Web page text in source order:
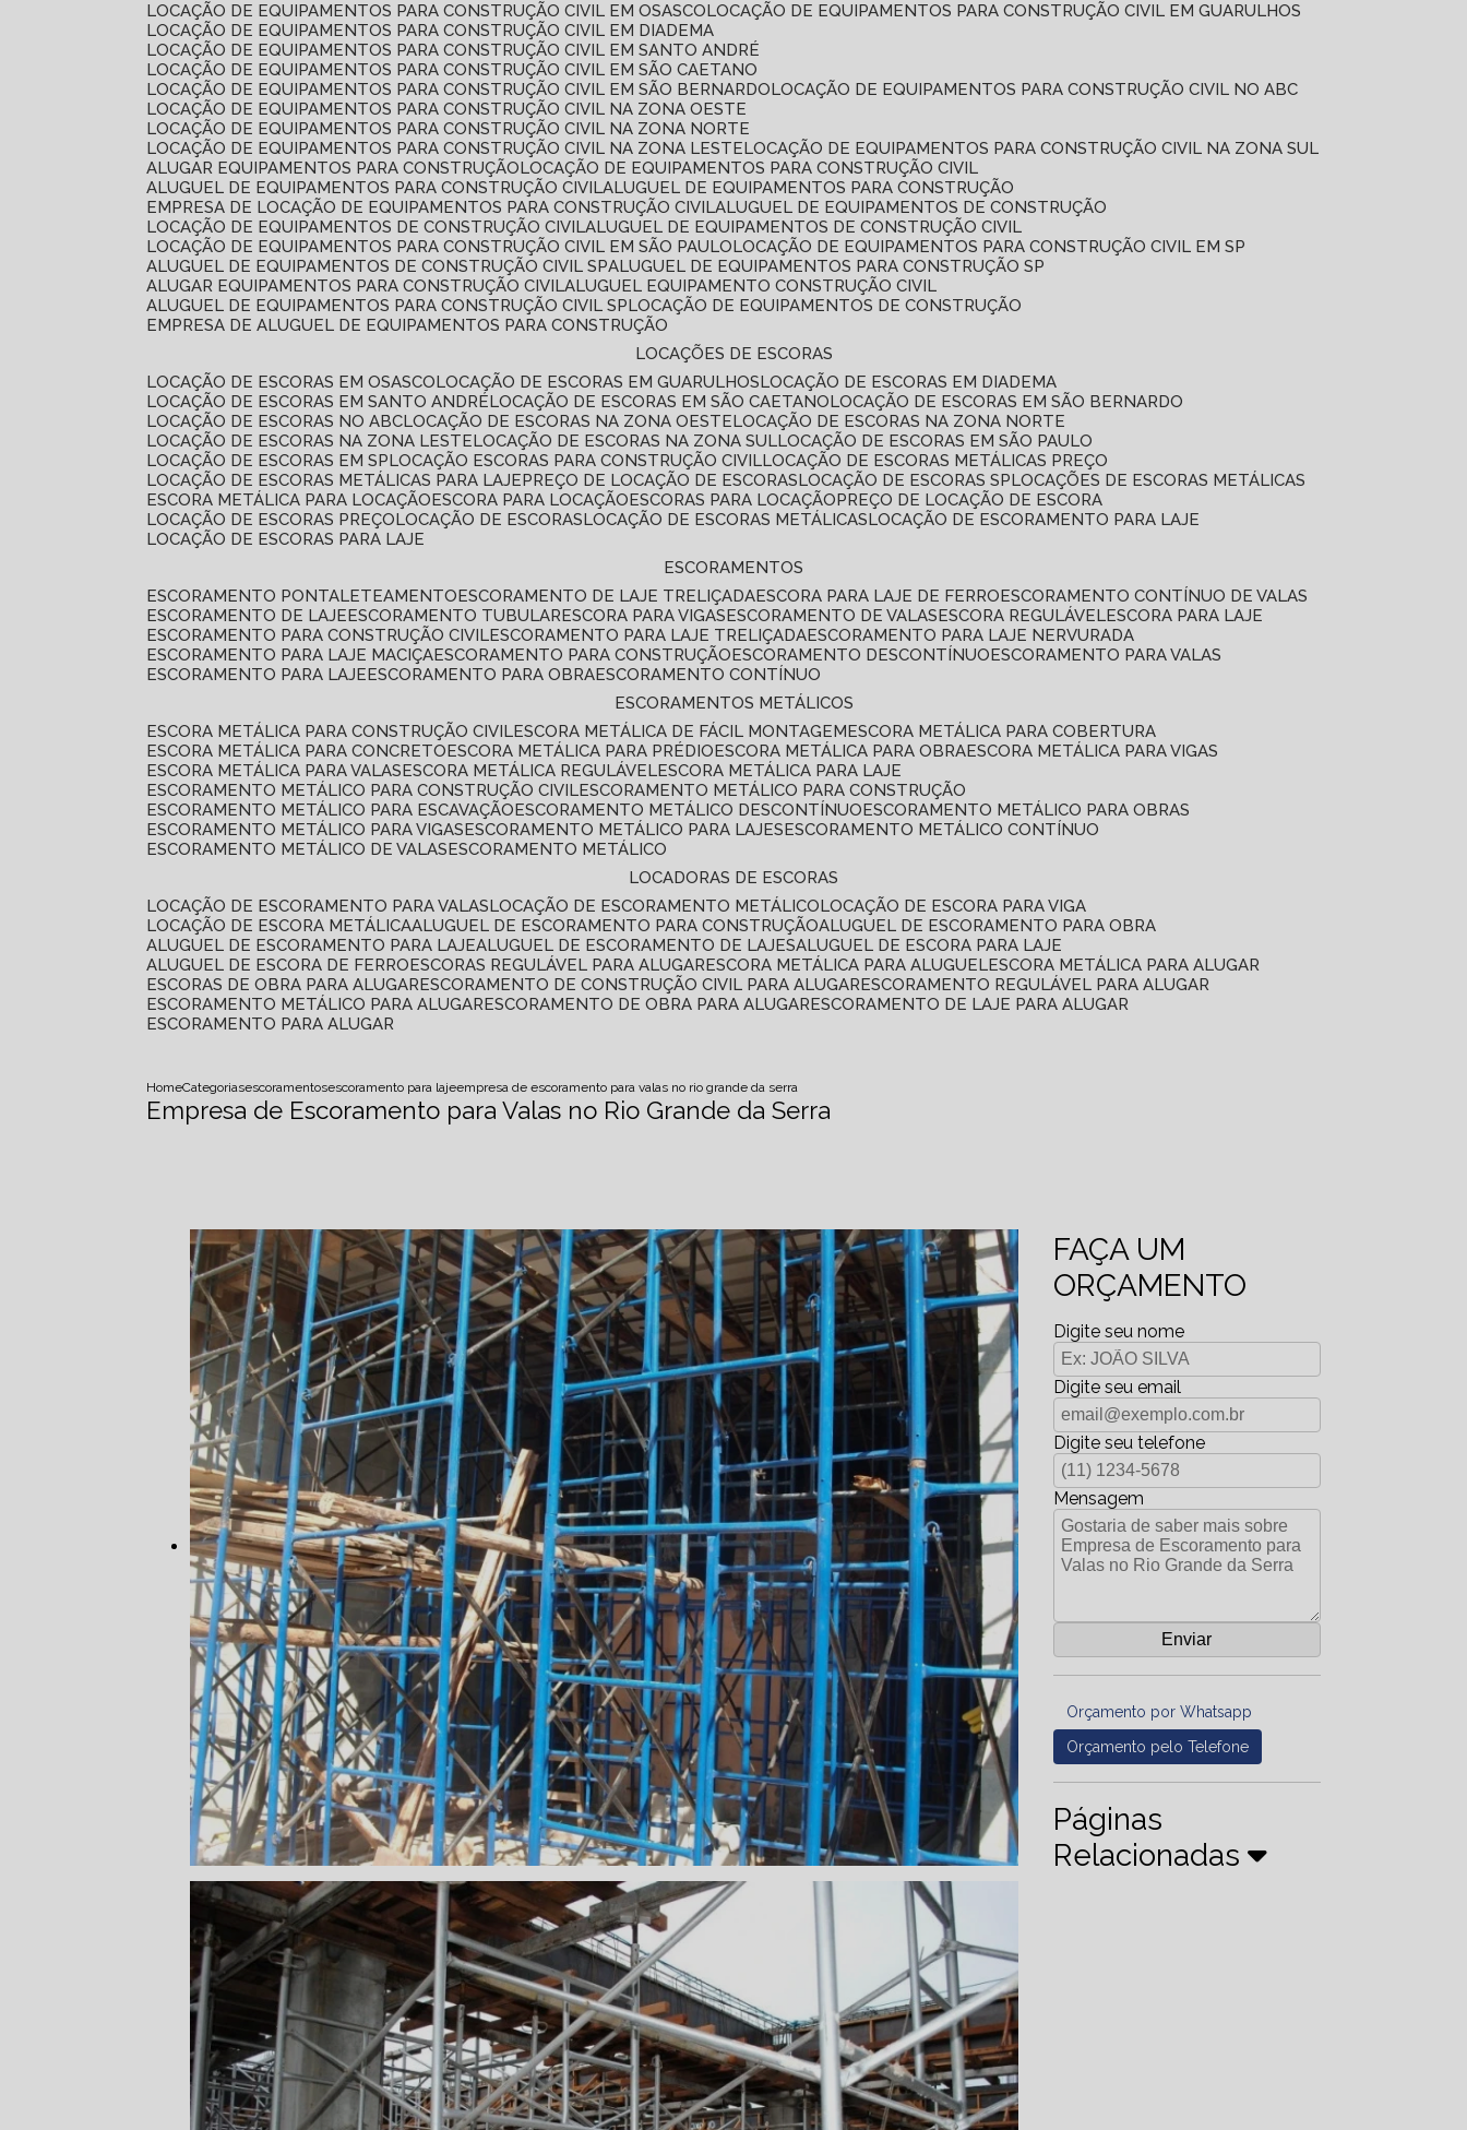
LOCAÇÃO DE EQUIPAMENTOS PARA CONSTRUÇÃO CIVIL EM OSASCO LOCAÇÃO DE EQUIPAMENTOS PARA CONSTRUÇÃO CIVIL EM GUARULHOS
LOCAÇÃO DE EQUIPAMENTOS PARA CONSTRUÇÃO CIVIL EM DIADEMA
LOCAÇÃO DE EQUIPAMENTOS PARA CONSTRUÇÃO CIVIL EM SANTO ANDRÉ
LOCAÇÃO DE EQUIPAMENTOS PARA CONSTRUÇÃO CIVIL EM SÃO CAETANO
LOCAÇÃO DE EQUIPAMENTOS PARA CONSTRUÇÃO CIVIL EM SÃO BERNARDO LOCAÇÃO DE EQUIPAMENTOS PARA CONSTRUÇÃO CIVIL NO ABC
LOCAÇÃO DE EQUIPAMENTOS PARA CONSTRUÇÃO CIVIL NA ZONA OESTE
LOCAÇÃO DE EQUIPAMENTOS PARA CONSTRUÇÃO CIVIL NA ZONA NORTE
LOCAÇÃO DE EQUIPAMENTOS PARA CONSTRUÇÃO CIVIL NA ZONA LESTE LOCAÇÃO DE EQUIPAMENTOS PARA CONSTRUÇÃO CIVIL NA ZONA SUL
ALUGAR EQUIPAMENTOS PARA CONSTRUÇÃO LOCAÇÃO DE EQUIPAMENTOS PARA CONSTRUÇÃO CIVIL
ALUGUEL DE EQUIPAMENTOS PARA CONSTRUÇÃO CIVIL ALUGUEL DE EQUIPAMENTOS PARA CONSTRUÇÃO
EMPRESA DE LOCAÇÃO DE EQUIPAMENTOS PARA CONSTRUÇÃO CIVIL ALUGUEL DE EQUIPAMENTOS DE CONSTRUÇÃO
LOCAÇÃO DE EQUIPAMENTOS DE CONSTRUÇÃO CIVIL ALUGUEL DE EQUIPAMENTOS DE CONSTRUÇÃO CIVIL
LOCAÇÃO DE EQUIPAMENTOS PARA CONSTRUÇÃO CIVIL EM SÃO PAULO LOCAÇÃO DE EQUIPAMENTOS PARA CONSTRUÇÃO CIVIL EM SP
ALUGUEL DE EQUIPAMENTOS DE CONSTRUÇÃO CIVIL SP ALUGUEL DE EQUIPAMENTOS PARA CONSTRUÇÃO SP
ALUGAR EQUIPAMENTOS PARA CONSTRUÇÃO CIVIL ALUGUEL EQUIPAMENTO CONSTRUÇÃO CIVIL
ALUGUEL DE EQUIPAMENTOS PARA CONSTRUÇÃO CIVIL SP LOCAÇÃO DE EQUIPAMENTOS DE CONSTRUÇÃO
EMPRESA DE ALUGUEL DE EQUIPAMENTOS PARA CONSTRUÇÃO
LOCAÇÕES DE ESCORAS
LOCAÇÃO DE ESCORAS EM OSASCO LOCAÇÃO DE ESCORAS EM GUARULHOS LOCAÇÃO DE ESCORAS EM DIADEMA
LOCAÇÃO DE ESCORAS EM SANTO ANDRÉ LOCAÇÃO DE ESCORAS EM SÃO CAETANO LOCAÇÃO DE ESCORAS EM SÃO BERNARDO
LOCAÇÃO DE ESCORAS NO ABC LOCAÇÃO DE ESCORAS NA ZONA OESTE LOCAÇÃO DE ESCORAS NA ZONA NORTE
LOCAÇÃO DE ESCORAS NA ZONA LESTE LOCAÇÃO DE ESCORAS NA ZONA SUL LOCAÇÃO DE ESCORAS EM SÃO PAULO
LOCAÇÃO DE ESCORAS EM SP LOCAÇÃO ESCORAS PARA CONSTRUÇÃO CIVIL LOCAÇÃO DE ESCORAS METÁLICAS PREÇO
LOCAÇÃO DE ESCORAS METÁLICAS PARA LAJE
PREÇO DE LOCAÇÃO DE ESCORAS LOCAÇÃO DE ESCORAS SP LOCAÇÕES DE ESCORAS METÁLICAS
ESCORA METÁLICA PARA LOCAÇÃO
ESCORA PARA LOCAÇÃO ESCORAS PARA LOCAÇÃO
PREÇO DE LOCAÇÃO DE ESCORA
LOCAÇÃO DE ESCORAS PREÇO LOCAÇÃO DE ESCORAS LOCAÇÃO DE ESCORAS METÁLICAS LOCAÇÃO DE ESCORAMENTO PARA LAJE
LOCAÇÃO DE ESCORAS PARA LAJE
ESCORAMENTOS
ESCORAMENTO PONTALETEAMENTO
ESCORAMENTO DE LAJE TRELIÇADA ESCORA PARA LAJE DE FERRO
ESCORAMENTO CONTÍNUO DE VALAS
ESCORAMENTO DE LAJE
ESCORAMENTO TUBULAR ESCORA PARA VIGAS ESCORAMENTO DE VALAS ESCORA REGULÁVEL ESCORA PARA LAJE
ESCORAMENTO PARA CONSTRUÇÃO CIVIL ESCORAMENTO PARA LAJE TRELIÇADA ESCORAMENTO PARA LAJE NERVURADA
ESCORAMENTO PARA LAJE MACIÇA ESCORAMENTO PARA CONSTRUÇÃO ESCORAMENTO DESCONTÍNUO
ESCORAMENTO PARA VALAS
ESCORAMENTO PARA LAJE
ESCORAMENTO PARA OBRA ESCORAMENTO CONTÍNUO
ESCORAMENTOS METÁLICOS
ESCORA METÁLICA PARA CONSTRUÇÃO CIVIL ESCORA METÁLICA DE FÁCIL MONTAGEM
ESCORA METÁLICA PARA COBERTURA
ESCORA METÁLICA PARA CONCRETO
ESCORA METÁLICA PARA PRÉDIO ESCORA METÁLICA PARA OBRA ESCORA METÁLICA PARA VIGAS
ESCORA METÁLICA PARA VALAS
ESCORA METÁLICA REGULÁVEL ESCORA METÁLICA PARA LAJE
ESCORAMENTO METÁLICO PARA CONSTRUÇÃO CIVIL ESCORAMENTO METÁLICO PARA CONSTRUÇÃO
ESCORAMENTO METÁLICO PARA ESCAVAÇÃO
ESCORAMENTO METÁLICO DESCONTÍNUO
ESCORAMENTO METÁLICO PARA OBRAS
ESCORAMENTO METÁLICO PARA VIGAS
ESCORAMENTO METÁLICO PARA LAJES
ESCORAMENTO METÁLICO CONTÍNUO
ESCORAMENTO METÁLICO DE VALAS
ESCORAMENTO METÁLICO
LOCADORAS DE ESCORAS
LOCAÇÃO DE ESCORAMENTO PARA VALAS LOCAÇÃO DE ESCORAMENTO METÁLICO LOCAÇÃO DE ESCORA PARA VIGA
LOCAÇÃO DE ESCORA METÁLICA ALUGUEL DE ESCORAMENTO PARA CONSTRUÇÃO ALUGUEL DE ESCORAMENTO PARA OBRA
ALUGUEL DE ESCORAMENTO PARA LAJE ALUGUEL DE ESCORAMENTO DE LAJES ALUGUEL DE ESCORA PARA LAJE
ALUGUEL DE ESCORA DE FERRO
ESCORAS REGULÁVEL PARA ALUGAR ESCORA METÁLICA PARA ALUGUEL ESCORA METÁLICA PARA ALUGAR
ESCORAS DE OBRA PARA ALUGAR ESCORAMENTO DE CONSTRUÇÃO CIVIL PARA ALUGAR ESCORAMENTO REGULÁVEL PARA ALUGAR
ESCORAMENTO METÁLICO PARA ALUGAR ESCORAMENTO DE OBRA PARA ALUGAR ESCORAMENTO DE LAJE PARA ALUGAR
ESCORAMENTO PARA ALUGAR
HomeCategoriasescoramentosescoramento para lajeempresa de escoramento para valas no rio grande da serra
Empresa de Escoramento para Valas no Rio Grande da Serra
FAÇA UM
ORÇAMENTO
Digite seu nome
Digite seu email
Digite seu telefone
Mensagem
Orçamento por Whatsapp
Orçamento pelo Telefone
Páginas
Relacionadas